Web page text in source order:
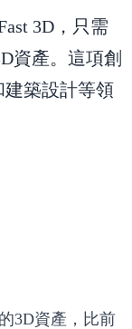
3D，只需
資產。這項創
築設計等領
3D資產，比前